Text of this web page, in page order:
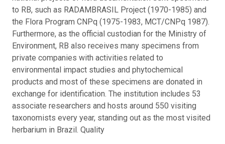
to RB, such as RADAMBRASIL Project (1970-1985) and
the Flora Program CNPq (1975-1983, MCT/CNPq 1987).
Furthermore, as the official custodian for the Ministry of
Environment, RB also receives many specimens from
private companies with activities related to
environmental impact studies and phytochemical
products and most of these specimens are donated in
exchange for identification. The institution includes 53
associate researchers and hosts around 550 visiting
taxonomists every year, standing out as the most visited
herbarium in Brazil. Quality